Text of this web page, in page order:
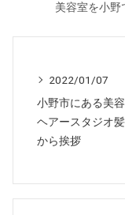
美容室を小野
2022/01/07
小野市にある美容
ヘアースタジオ
から挨拶